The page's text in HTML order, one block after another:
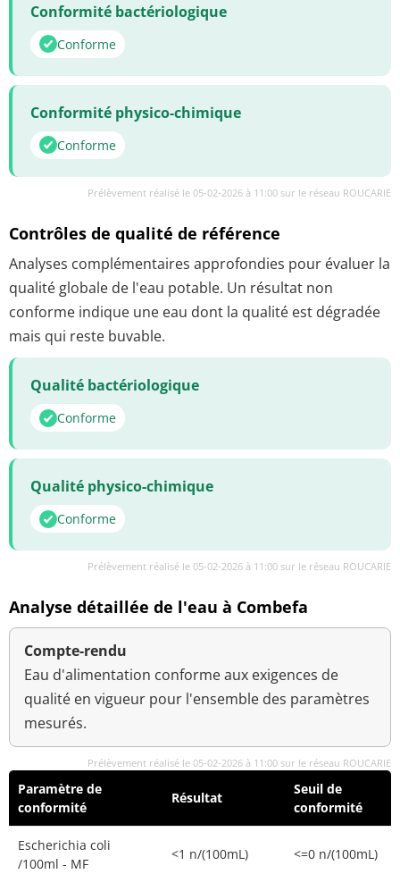
Conformité bactériologique
Conforme
Conformité physico-chimique
Conforme
Prélèvement réalisé le 05-02-2026 à 11:00 sur le réseau ROUCARIE
Contrôles de qualité de référence
Analyses complémentaires approfondies pour évaluer la
qualité globale de l'eau potable. Un résultat non
conforme indique une eau dont la qualité est dégradée
mais qui reste buvable.
Qualité bactériologique
Conforme
Qualité physico-chimique
Conforme
Prélèvement réalisé le 05-02-2026 à 11:00 sur le réseau ROUCARIE
Analyse détaillée de l'eau à Combefa
Compte-rendu
Eau d'alimentation conforme aux exigences de
qualité en vigueur pour l'ensemble des paramètres
mesurés.
Prélèvement réalisé le 05-02-2026 à 11:00 sur le réseau ROUCARIE
Paramètre de
conformité
Résultat
Seuil de
conformité
Escherichia coli
/100ml - MF
<1 n/(100mL) <=0 n/(100mL)